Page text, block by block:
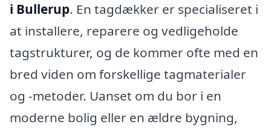
i Bullerup. En tagdækker er specialiseret i
at installere, reparere og vedligeholde
tagstrukturer, og de kommer ofte med en
bred viden om forskellige tagmaterialer
og -metoder. Uanset om du bor i en
moderne bolig eller en ældre bygning,